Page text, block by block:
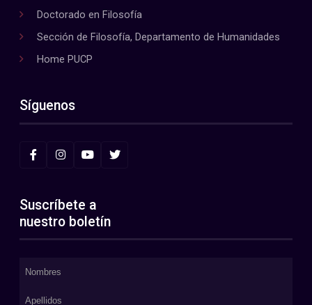
Doctorado en Filosofía
Sección de Filosofía, Departamento de Humanidades
Home PUCP
Síguenos
Suscríbete a
nuestro boletín